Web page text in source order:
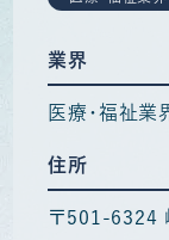
業界
医療・福祉業
住所
〒501-6324